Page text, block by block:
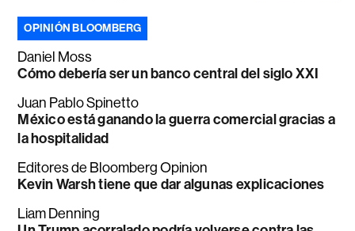
OPINIÓN BLOOMBERG
Daniel Moss
Cómo debería ser un banco central del siglo XXI
Juan Pablo Spinetto
México está ganando la guerra comercial gracias a
la hospitalidad
Editores de Bloomberg Opinion
Kevin Warsh tiene que dar algunas explicaciones
Liam Denning